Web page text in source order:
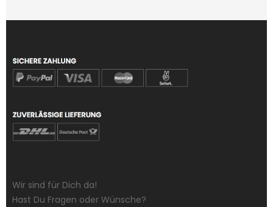
Wir sind für Dich da!
Hast Du Fragen oder Wünsche?